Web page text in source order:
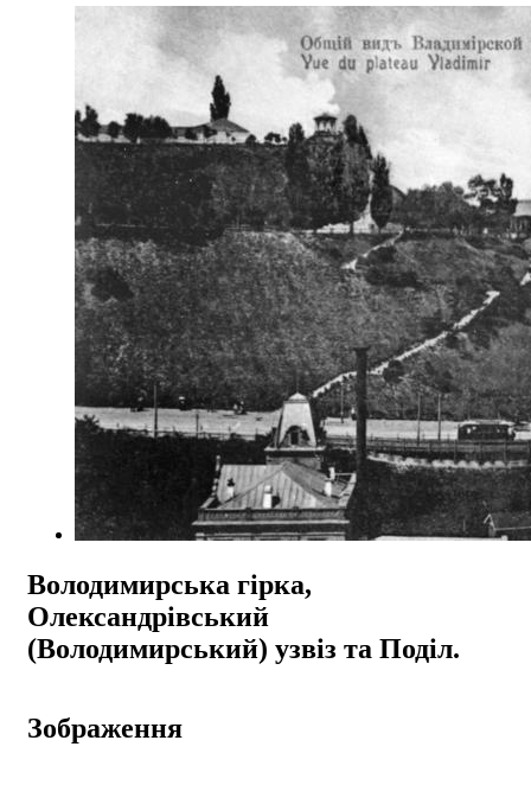
Володимирська гірка,
Олександрівський
(Володимирський) узвіз та Поділ.
Зображення